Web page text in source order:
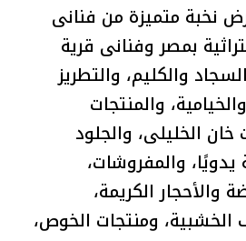
نخبة متميزة من فنانى
بمصر وفنانى قرية
والكليم، والتطريز
والمنتجات
خان الخليلى، والجلود
والمفروشات،
الكريمة،
الخشبية، ومنتجات الخوص،